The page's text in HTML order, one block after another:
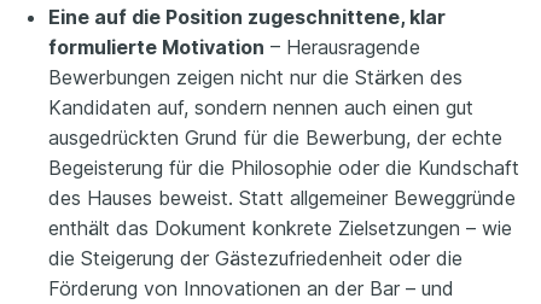
Eine auf die Position zugeschnittene, klar
formulierte Motivation – Herausragende
Bewerbungen zeigen nicht nur die Stärken des
Kandidaten auf, sondern nennen auch einen gut
ausgedrückten Grund für die Bewerbung, der echte
Begeisterung für die Philosophie oder die Kundschaft
des Hauses beweist. Statt allgemeiner Beweggründe
enthält das Dokument konkrete Zielsetzungen – wie
die Steigerung der Gästezufriedenheit oder die
Förderung von Innovationen an der Bar – und